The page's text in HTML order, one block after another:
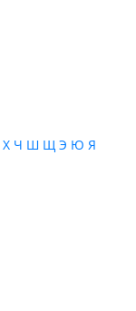
Х Ч Ш Щ Э Ю Я